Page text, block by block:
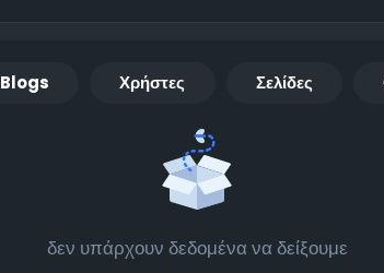
Blogs Χρήστες Σελίδες
δεν υπάρχουν δεδομένα να δείξουμε